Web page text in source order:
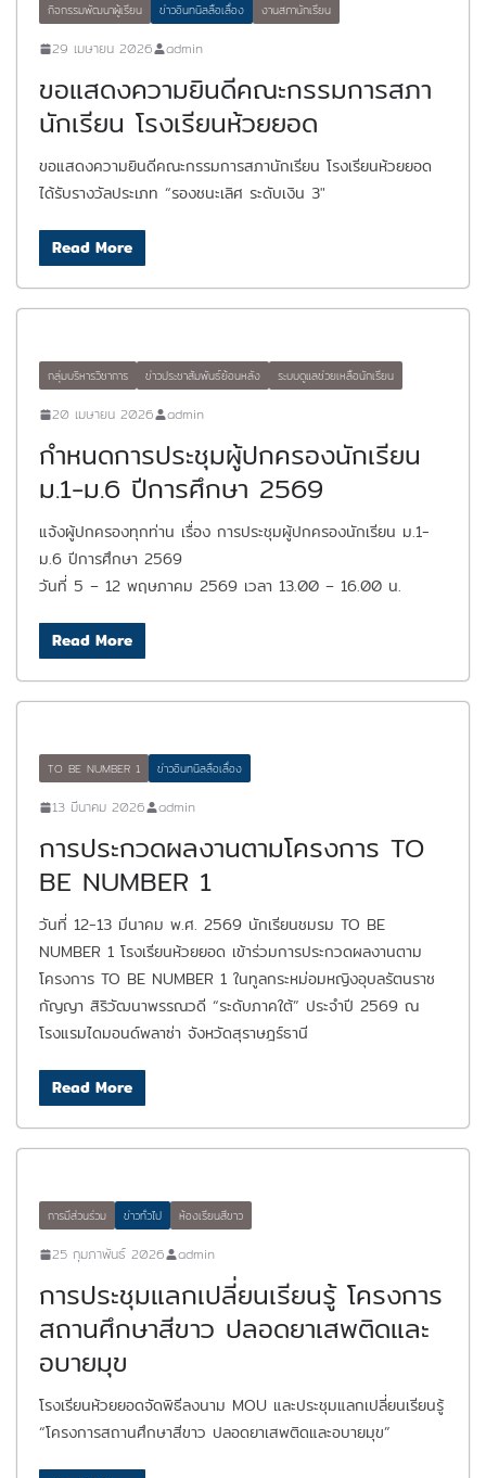
กิจกรรมพัฒนาผู้เรียน ข่าวอินทนิลลือเลื่อง งานสภานักเรียน
29 เมษายน 2026 admin
ขอแสดงความยินดีคณะกรรมการสภา
นักเรียน โรงเรียนห้วยยอด
ขอแสดงความยินดีคณะกรรมการสภานักเรียน โรงเรียนห้วยยอด
ได้รับรางวัลประเภท “รองชนะเลิศ ระดับเงิน 3″
Read More
กลุ่มบริหารวิชาการ ข่าวประชาสัมพันธ์ย้อนหลัง ระบบดูแลช่วยเหลือนักเรียน
20 เมษายน 2026 admin
กำหนดการประชุมผู้ปกครองนักเรียน
ม.1-ม.6 ปีการศึกษา 2569
แจ้งผู้ปกครองทุกท่าน เรื่อง การประชุมผู้ปกครองนักเรียน ม.1-
ม.6 ปีการศึกษา 2569
วันที่ 5 – 12 พฤษภาคม 2569 เวลา 13.00 – 16.00 น.
Read More
TO BE NUMBER 1 ข่าวอินทนิลลือเลื่อง
13 มีนาคม 2026 admin
การประกวดผลงานตามโครงการ TO
BE NUMBER 1
วันที่ 12-13 มีนาคม พ.ศ. 2569 นักเรียนชมรม TO BE
NUMBER 1 โรงเรียนห้วยยอด เข้าร่วมการประกวดผลงานตาม
โครงการ TO BE NUMBER 1 ในทูลกระหม่อมหญิงอุบลรัตนราช
กัญญา สิริวัฒนาพรรณวดี “ระดับภาคใต้” ประจำปี 2569 ณ
โรงแรมไดมอนด์พลาซ่า จังหวัดสุราษฎร์ธานี
Read More
การมีส่วนร่วม ข่าวทั่วไป ห้องเรียนสีขาว
25 กุมภาพันธ์ 2026 admin
การประชุมแลกเปลี่ยนเรียนรู้ โครงการ
สถานศึกษาสีขาว ปลอดยาเสพติดและ
อบายมุข
โรงเรียนห้วยยอดจัดพิธีลงนาม MOU และประชุมแลกเปลี่ยนเรียนรู้
“โครงการสถานศึกษาสีขาว ปลอดยาเสพติดและอบายมุข”